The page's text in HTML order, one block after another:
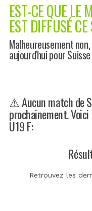
EST-CE QUE LE
EST DIFFUSÉ
Malheureusement
aujourd'hui pour Suisse
⚠️ Aucun match de
prochainement.
U19 F:
Retrouvez les